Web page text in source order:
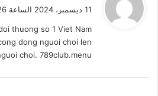
ل
11 ديسمبر، 2024 الساعة 4:26 ص
thuong so 1 Viet Nam
dong nguoi choi len
choi. 789club.menu